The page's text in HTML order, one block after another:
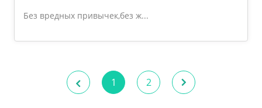
Без вредных привычек,без ж...
1 2